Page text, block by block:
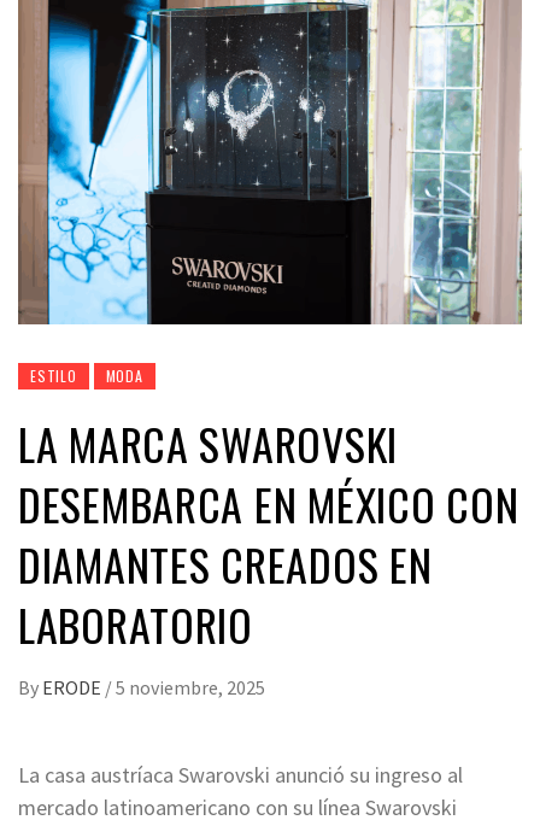
ESTILO MODA
LA MARCA SWAROVSKI
DESEMBARCA EN MÉXICO CON
DIAMANTES CREADOS EN
LABORATORIO
By ERODE /5 noviembre, 2025
La casa austríaca Swarovski anunció su ingreso al
mercado latinoamericano con su línea Swarovski